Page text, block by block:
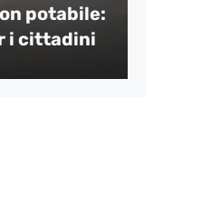
potabile:
i cittadini